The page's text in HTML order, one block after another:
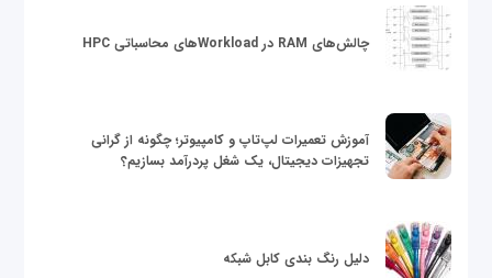
چالش‌های RAM در Workloadهای محاسباتی HPC
آموزش تعمیرات لپ‌تاپ و کامپیوتر؛ چگونه از گرانی
تجهیزات دیجیتال، یک شغل پردرآمد بسازیم؟
دلیل رنگ بندی کابل شبکه